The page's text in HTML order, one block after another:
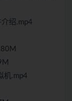
绍.mp4
机.mp4